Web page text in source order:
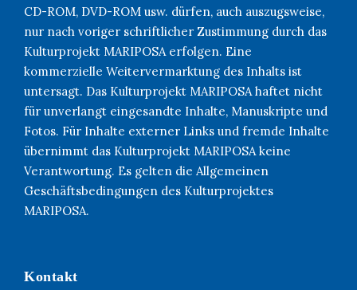
CD-ROM, DVD-ROM usw. dürfen, auch auszugsweise,
nur nach voriger schriftlicher Zustimmung durch das
Kulturprojekt MARIPOSA erfolgen. Eine
kommerzielle Weitervermarktung des Inhalts ist
untersagt. Das Kulturprojekt MARIPOSA haftet nicht
für unverlangt eingesandte Inhalte, Manuskripte und
Fotos. Für Inhalte externer Links und fremde Inhalte
übernimmt das Kulturprojekt MARIPOSA keine
Verantwortung. Es gelten die Allgemeinen
Geschäftsbedingungen des Kulturprojektes
MARIPOSA.
Kontakt